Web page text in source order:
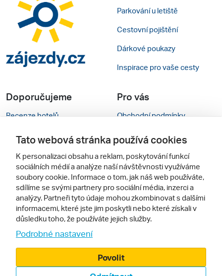
Parkování u letiště
Cestovní pojištění
Dárkové poukazy
Inspirace pro vaše cesty
Doporučujeme
Recenze hotelů
Rady na cestu
Cestovní kanceláře
Zájazdy.sk
Pro vás
Obchodní podmínky
Kontakty
Nastavení cookies
Mobilní verze webu
Sledujte nás
Tato webová stránka používá cookies
K personalizaci obsahu a reklam, poskytování funkcí
sociálních médií a analýze naší návštěvnosti využíváme
soubory cookie. Informace o tom, jak náš web používáte,
sdílíme se svými partnery pro sociální média, inzerci a
analýzy. Partneři tyto údaje mohou zkombinovat s dalšími
informacemi, které jste jim poskytli nebo které získali v
důsledku toho, že používáte jejich služby.
Podrobné nastavení
Povolit